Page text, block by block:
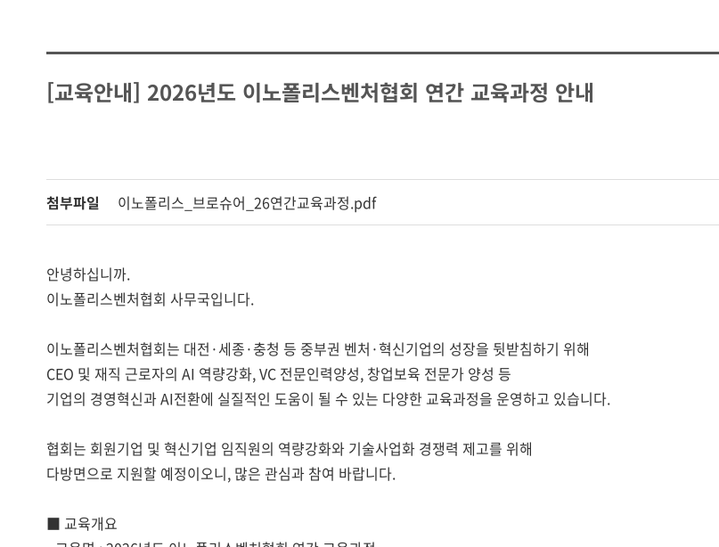
[교육안내] 2026년도 이노폴리스벤처협회 연간 교육과정 안내
첨부파일 이노폴리스_브로슈어_26연간교육과정.pdf
안녕하십니까.
이노폴리스벤처협회 사무국입니다.
이노폴리스벤처협회는 대전·세종·충청 등 중부권 벤처·혁신기업의 성장을 뒷받침하기 위해
CEO 및 재직 근로자의 AI 역량강화, VC 전문인력양성, 창업보육 전문가 양성 등
기업의 경영혁신과 AI전환에 실질적인 도움이 될 수 있는 다양한 교육과정을 운영하고 있습니다.
협회는 회원기업 및 혁신기업 임직원의 역량강화와 기술사업화 경쟁력 제고를 위해
다방면으로 지원할 예정이오니, 많은 관심과 참여 바랍니다.
■ 교육개요